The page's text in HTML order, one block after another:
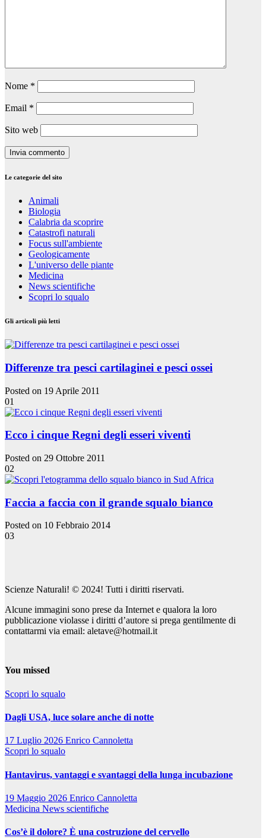
Nome *
Email *
Sito web
Le categorie del sito
Animali
Biologia
Calabria da scoprire
Catastrofi naturali
Focus sull'ambiente
Geologicamente
L'universo delle piante
Medicina
News scientifiche
Scopri lo squalo
Gli articoli più letti
Differenze tra pesci cartilaginei e pesci ossei
Posted on 19 Aprile 2011
01
Ecco i cinque Regni degli esseri viventi
Posted on 29 Ottobre 2011
02
Faccia a faccia con il grande squalo bianco
Posted on 10 Febbraio 2014
03
Scienze Naturali! © 2024! Tutti i diritti riservati.
Alcune immagini sono prese da Internet e qualora la loro
pubblicazione violasse i diritti d’autore si prega gentilmente di
contattarmi via email: aletave@hotmail.it
You missed
Scopri lo squalo
Dagli USA, luce solare anche di notte
17 Luglio 2026 Enrico Cannoletta
Scopri lo squalo
Hantavirus, vantaggi e svantaggi della lunga incubazione
19 Maggio 2026 Enrico Cannoletta
Medicina News scientifiche
Cos’è il dolore? È una costruzione del cervello